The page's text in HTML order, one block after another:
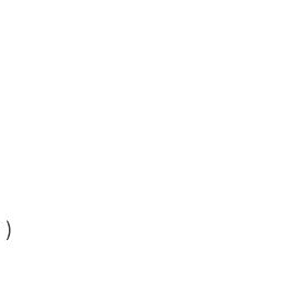
)